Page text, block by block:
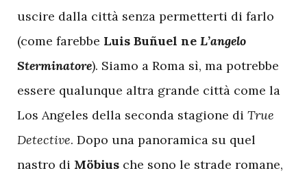
uscire dalla città senza permetterti di farlo
(come farebbe Luis Buñuel ne L’angelo
Sterminatore). Siamo a Roma sì, ma potrebbe
essere qualunque altra grande città come la
Los Angeles della seconda stagione di True
Detective. Dopo una panoramica su quel
nastro di Möbius che sono le strade romane,